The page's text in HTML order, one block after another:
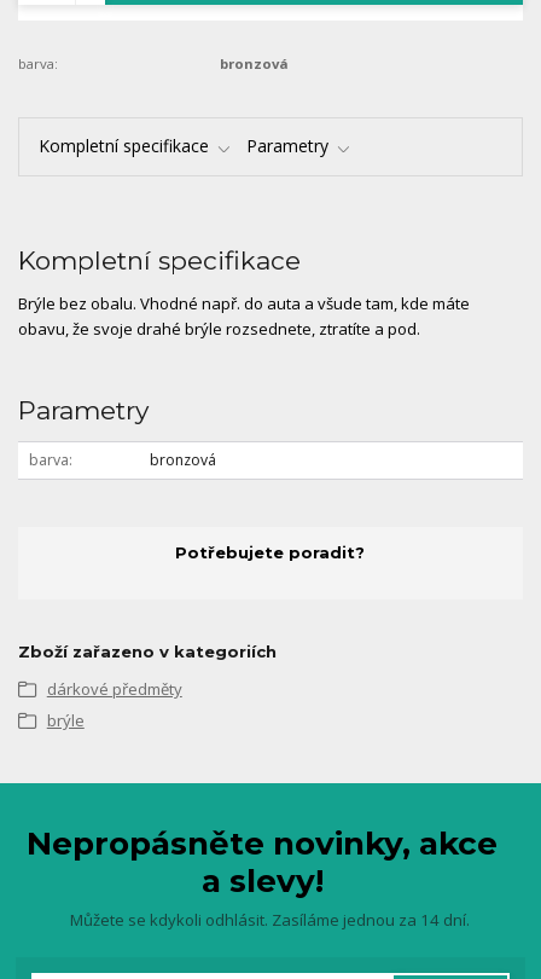
barva: bronzová
Kompletní specifikace Parametry
Kompletní specifikace
Brýle bez obalu. Vhodné např. do auta a všude tam, kde máte
obavu, že svoje drahé brýle rozsednete, ztratíte a pod.
Parametry
barva bronzová
Potřebujete poradit?
Zboží zařazeno v kategoriích
dárkové předměty
brýle
Nepropásněte novinky, akce
a slevy!
Můžete se kdykoli odhlásit. Zasíláme jednou za 14 dní.